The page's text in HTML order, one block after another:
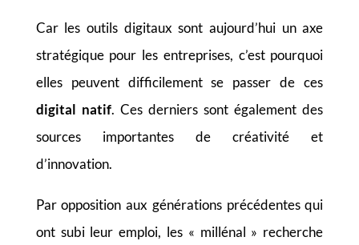
Car les outils digitaux sont aujourd’hui un axe
stratégique pour les entreprises, c’est pourquoi
elles peuvent difficilement se passer de ces
digital natif. Ces derniers sont également des
sources importantes de créativité et
d’innovation.
Par opposition aux générations précédentes qui
ont subi leur emploi, les « millénal » recherche